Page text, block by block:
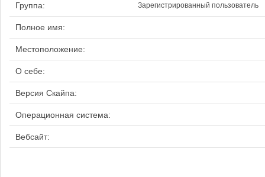
Группа: Зарегистрированный пользователь
Полное имя:
Местоположение:
О себе:
Версия Скайпа:
Операционная система:
Вебсайт: